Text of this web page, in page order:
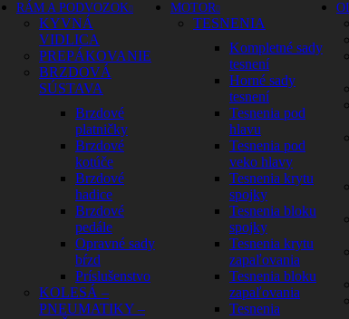
RÁM A PODVOZOK
KYVNÁ
VIDLICA
PREPÁKOVANIE
BRZDOVÁ
SÚSTAVA
Brzdové
platničky
Brzdové
kotúče
Brzdové
hadice
Brzdové
pedále
Opravné sady
bŕzd
Príslušenstvo
KOLESÁ –
PNEUMATIKY –
MOTOR
TESNENIA
Kompletné sady
tesnení
Horné sady
tesnení
Tesnenia pod
hlavu
Tesnenia pod
veko hlavy
Tesnenia krytu
spojky
Tesnenia bloku
spojky
Tesnenia krytu
zapaľovania
Tesnenia bloku
zapaľovania
Tesnenia